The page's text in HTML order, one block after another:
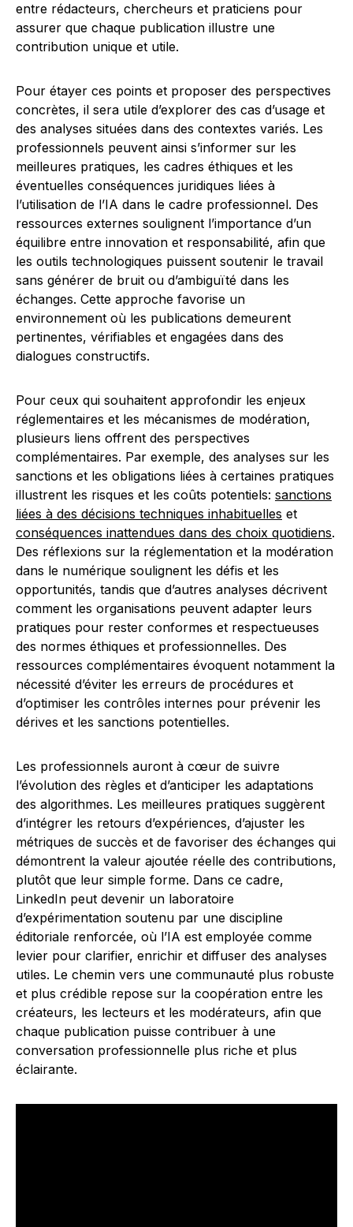
entre rédacteurs, chercheurs et praticiens pour
assurer que chaque publication illustre une
contribution unique et utile.
Pour étayer ces points et proposer des perspectives
concrètes, il sera utile d’explorer des cas d’usage et
des analyses situées dans des contextes variés. Les
professionnels peuvent ainsi s’informer sur les
meilleures pratiques, les cadres éthiques et les
éventuelles conséquences juridiques liées à
l’utilisation de l’IA dans le cadre professionnel. Des
ressources externes soulignent l’importance d’un
équilibre entre innovation et responsabilité, afin que
les outils technologiques puissent soutenir le travail
sans générer de bruit ou d’ambiguïté dans les
échanges. Cette approche favorise un
environnement où les publications demeurent
pertinentes, vérifiables et engagées dans des
dialogues constructifs.
Pour ceux qui souhaitent approfondir les enjeux
réglementaires et les mécanismes de modération,
plusieurs liens offrent des perspectives
complémentaires. Par exemple, des analyses sur les
sanctions et les obligations liées à certaines pratiques
illustrent les risques et les coûts potentiels: sanctions
liées à des décisions techniques inhabituelles et
conséquences inattendues dans des choix quotidiens.
Des réflexions sur la réglementation et la modération
dans le numérique soulignent les défis et les
opportunités, tandis que d’autres analyses décrivent
comment les organisations peuvent adapter leurs
pratiques pour rester conformes et respectueuses
des normes éthiques et professionnelles. Des
ressources complémentaires évoquent notamment la
nécessité d’éviter les erreurs de procédures et
d’optimiser les contrôles internes pour prévenir les
dérives et les sanctions potentielles.
Les professionnels auront à cœur de suivre
l’évolution des règles et d’anticiper les adaptations
des algorithmes. Les meilleures pratiques suggèrent
d’intégrer les retours d’expériences, d’ajuster les
métriques de succès et de favoriser des échanges qui
démontrent la valeur ajoutée réelle des contributions,
plutôt que leur simple forme. Dans ce cadre,
LinkedIn peut devenir un laboratoire
d’expérimentation soutenu par une discipline
éditoriale renforcée, où l’IA est employée comme
levier pour clarifier, enrichir et diffuser des analyses
utiles. Le chemin vers une communauté plus robuste
et plus crédible repose sur la coopération entre les
créateurs, les lecteurs et les modérateurs, afin que
chaque publication puisse contribuer à une
conversation professionnelle plus riche et plus
éclairante.